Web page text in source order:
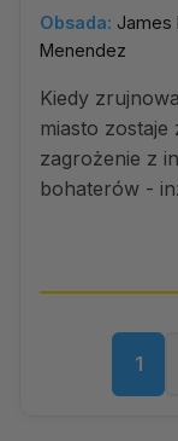
Obsada: James
Menendez
Kiedy
miasto
zagrożenie z
bohaterów -
1